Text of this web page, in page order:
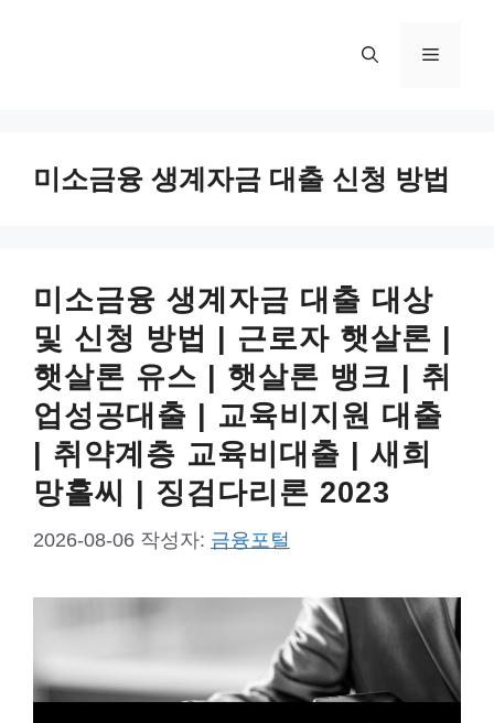
메
미소금융 생계자금 대출 신청 방법
미소금융 생계자금 대출 대상
및 신청 방법 | 근로자 햇살론 |
햇살론 유스 | 햇살론 뱅크 | 취
업성공대출 | 교육비지원 대출
| 취약계층 교육비대출 | 새희
망홀씨 | 징검다리론 2023
2026-08-06 작성자: 금융포털